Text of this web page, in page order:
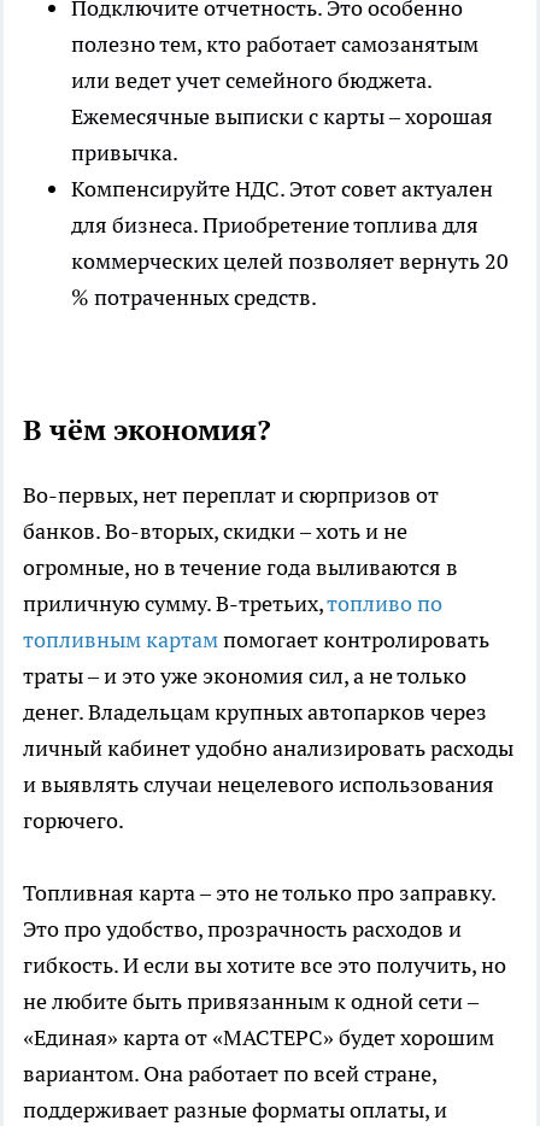
Подключите отчетность. Это особенно
полезно тем, кто работает самозанятым
или ведет учет семейного бюджета.
Ежемесячные выписки с карты – хорошая
привычка.
Компенсируйте НДС. Этот совет актуален
для бизнеса. Приобретение топлива для
коммерческих целей позволяет вернуть 20
% потраченных средств.
В чём экономия?
Во-первых, нет переплат и сюрпризов от
банков. Во-вторых, скидки – хоть и не
огромные, но в течение года выливаются в
приличную сумму. В-третьих,топливо по
топливным картампомогает контролировать
траты – и это уже экономия сил, а не только
денег. Владельцам крупных автопарков через
личный кабинет удобно анализировать расходы
и выявлять случаи нецелевого использования
горючего.
Топливная карта – это не только про заправку.
Это про удобство, прозрачность расходов и
гибкость. И если вы хотите все это получить, но
не любите быть привязанным к одной сети –
«Единая» карта от «МАСТЕРС» будет хорошим
вариантом. Она работает по всей стране,
поддерживает разные форматы оплаты, и